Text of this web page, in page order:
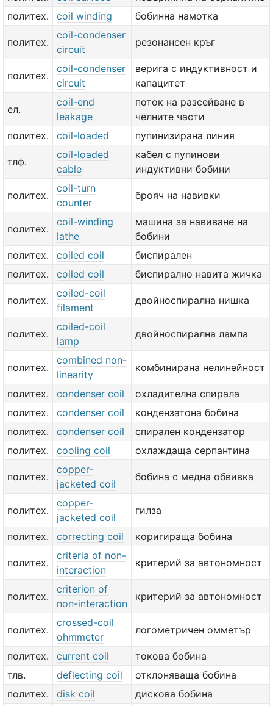
политех.
coil winding бобинна намотка
политех.
coil-condenser
circuit
резонансен кръг
политех.
coil-condenser
circuit
верига с индуктивност и
капацитет
ел.
coil-end
leakage
поток на разсейване в
челните части
политех.
coil-loaded пупинизирана линия
тлф.
coil-loaded
cable
кабел с пупинови
индуктивни бобини
политех.
coil-turn
counter
брояч на навивки
политех.
coil-winding
lathe
машина за навиване на
бобини
политех.
coiled coil
биспирален
политех.
coiled coil биспирално навита жичка
политех.
coiled-coil
filament
двойноспирална нишка
политех.
coiled-coil
lamp
двойноспирална лампа
политех.
combined non-
linearity
комбинирана нелинейност
политех. condenser coil
охладителна спирала
политех.
condenser coil
кондензатона бобина
политех.
condenser coil
спирален кондензатор
политех.
cooling coil охлаждаща серпантина
политех.
copper-
jacketed coil
бобина с медна обвивка
политех.
copper-
jacketed coil
гилза
политех. correcting coil коригираща бобина
политех.
criteria of non-
interaction
критерий за автономност
политех.
criterion of
non-interaction
критерий за автономност
политех.
crossed-coil
ohmmeter
логометричен омметър
политех. current coil
токова бобина
тлв.
deflecting coil
отклоняваща бобина
политех.
disk coil дискова бобина